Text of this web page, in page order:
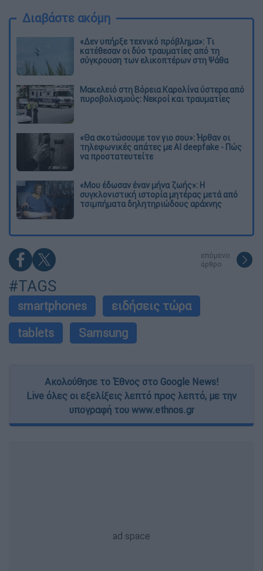
Διαβάστε ακόμη
«Δεν υπήρξε τεχνικό πρόβλημα»: Τι
κατέθεσαν οι δύο τραυματίες από τη
σύγκρουση των ελικοπτέρων στη Ψάθα
Μακελειό στη Βόρεια Καρολίνα ύστερα από
πυροβολισμούς: Νεκροί και τραυματίες
«Θα σκοτώσουμε τον γιο σου»: Ήρθαν οι
τηλεφωνικές απάτες με AI deepfake - Πώς
να προστατευτείτε
«Μου έδωσαν έναν μήνα ζωής»: Η
συγκλονιστική ιστορία μητέρας μετά από
τσιμπήματα δηλητηριώδους αράχνης
επόμενο
άρθρο
#TAGS
smartphones
ειδήσεις τώρα
tablets
Samsung
Ακολούθησε το Έθνος στο Google News!
Live όλες οι εξελίξεις λεπτό προς λεπτό, με την
υπογραφή του www.ethnos.gr